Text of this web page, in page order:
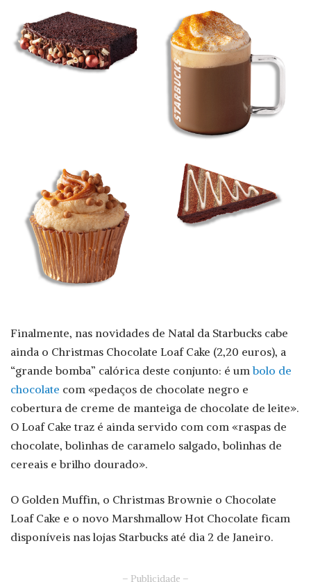
Finalmente, nas novidades de Natal da Starbucks cabe
ainda o Christmas Chocolate Loaf Cake (2,20 euros), a
“grande bomba” calórica deste conjunto: é umbolo de
chocolate com «pedaços de chocolate negro e
cobertura de creme de manteiga de chocolate de leite».
O Loaf Cake traz é ainda servido com com «raspas de
chocolate, bolinhas de caramelo salgado, bolinhas de
cereais e brilho dourado».
O Golden Muffin, o Christmas Brownie o Chocolate
Loaf Cake e o novo Marshmallow Hot Chocolate ficam
disponíveis nas lojas Starbucks até dia 2 de Janeiro.
– Publicidade –